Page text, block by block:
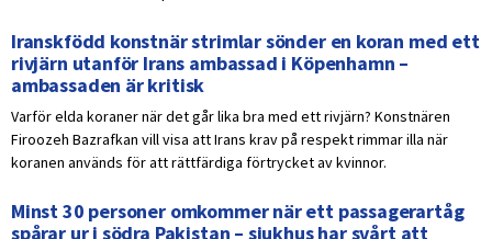
Iranskfödd konstnär strimlar sönder en koran med ett
rivjärn utanför Irans ambassad i Köpenhamn –
ambassaden är kritisk
Varför elda koraner när det går lika bra med ett rivjärn? Konstnären
Firoozeh Bazrafkan vill visa att Irans krav på respekt rimmar illa när
koranen används för att rättfärdiga förtrycket av kvinnor.
Minst 30 personer omkommer när ett passagerartåg
spårar ur i södra Pakistan – sjukhus har svårt att